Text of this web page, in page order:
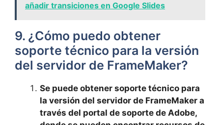
añadir transiciones en Google Slides
9. ¿Cómo puedo obtener
soporte técnico para la versión
del servidor de FrameMaker?
Se puede obtener soporte técnico para
la versión del servidor de FrameMaker a
través del portal de soporte de Adobe,